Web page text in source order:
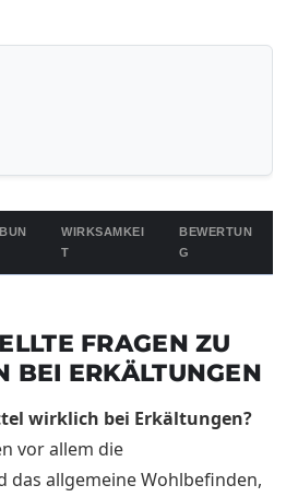
WIRKSAMKEI
T
BEWERTUN
G
FRAGEN ZU
BEI ERKÄLTUNGEN
wirklich bei Erkältungen?
vor allem die
das allgemeine Wohlbefinden,